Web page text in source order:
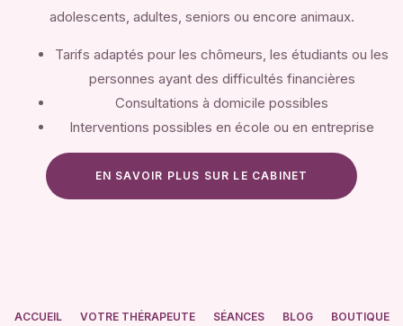
adolescents, adultes, seniors ou encore animaux.
Tarifs adaptés pour les chômeurs, les étudiants ou les
personnes ayant des difficultés financières
Consultations à domicile possibles
Interventions possibles en école ou en entreprise
EN SAVOIR PLUS SUR LE CABINET
ACCUEIL VOTRE THÉRAPEUTE SÉANCES BLOG BOUTIQUE